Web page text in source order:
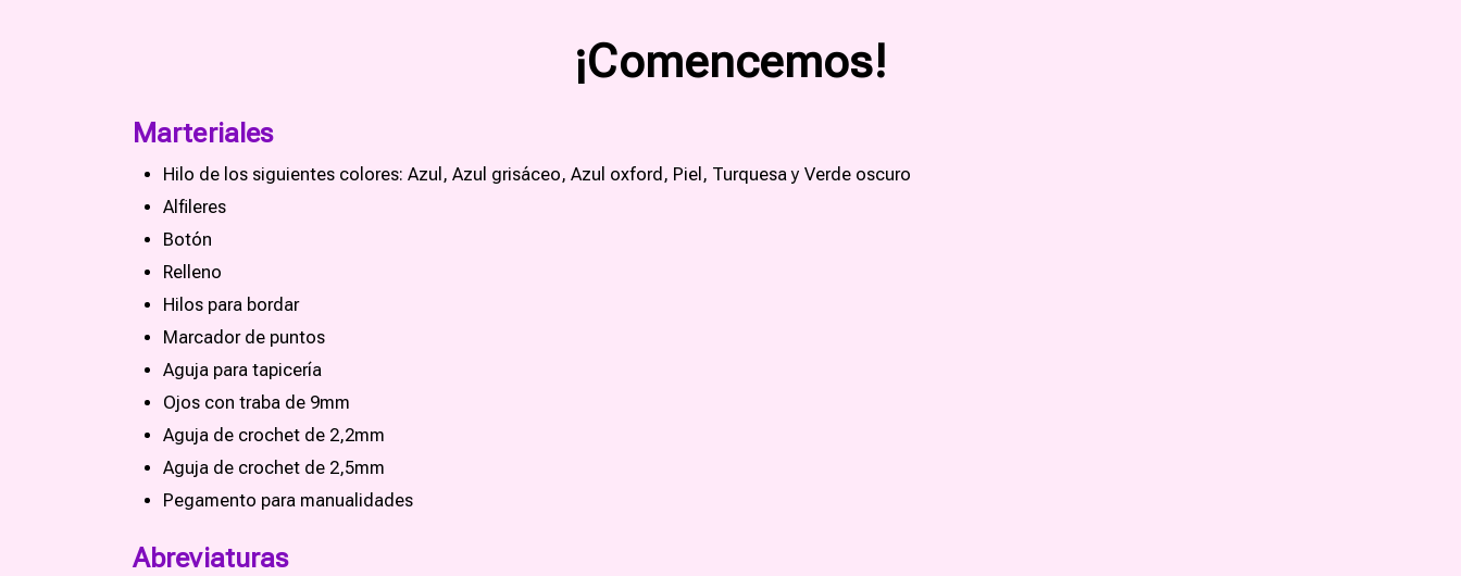
¡Comencemos!
Marteriales
Hilo de los siguientes colores: Azul, Azul grisáceo, Azul oxford, Piel, Turquesa y Verde oscuro
Alfileres
Botón
Relleno
Hilos para bordar
Marcador de puntos
Aguja para tapicería
Ojos con traba de 9mm
Aguja de crochet de 2,2mm
Aguja de crochet de 2,5mm
Pegamento para manualidades
Abreviaturas